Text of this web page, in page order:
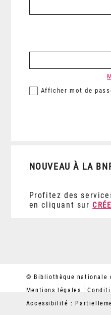
Afficher mot de
NOUVEAU À LA
Profitez des
en cliquant sur
© Bibliothèque nationale
Mentions légales
Accessibilité :